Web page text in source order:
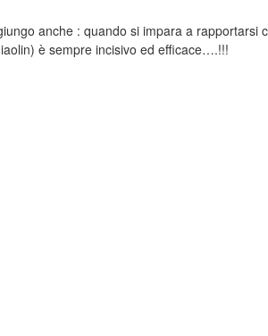
anche : quando si impara a rapportarsi
è sempre incisivo ed efficace….!!!